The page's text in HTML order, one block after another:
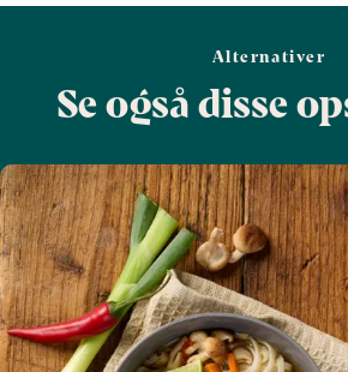
Alternativer
Se også disse